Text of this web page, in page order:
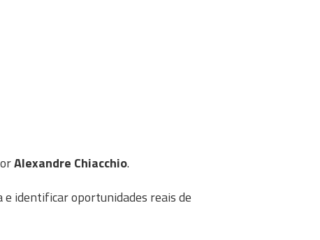
Alexandre Chiacchio.
identificar oportunidades reais de